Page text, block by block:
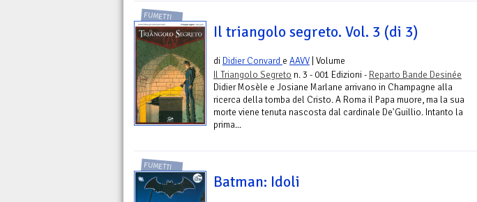
FUMETTI
Il triangolo segreto. Vol. 3 (di 3)
di Didier Convard e AAVV | Volume
Il Triangolo Segreto n. 3 - 001 Edizioni - Reparto Bande Desinée
Didier Mosèle e Josiane Marlane arrivano in Champagne alla
ricerca della tomba del Cristo. A Roma il Papa muore, ma la sua
morte viene tenuta nascosta dal cardinale De'Guillio. Intanto la
prima...
FUMETTI
Batman: Idoli